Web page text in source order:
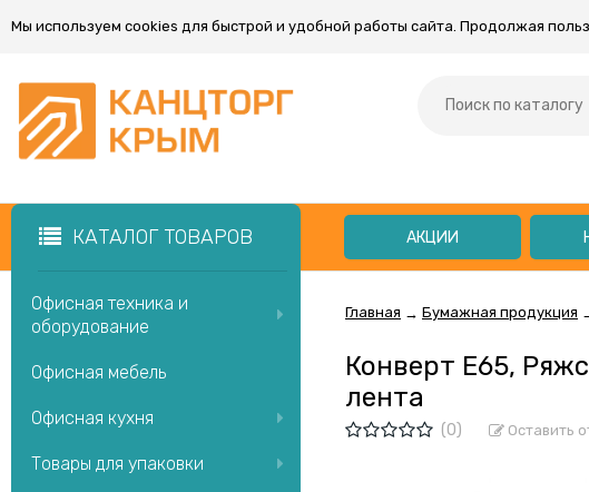
Мы используем cookies для быстрой и удобной работы сайта. Продолжая
КАТАЛОГ ТОВАРОВ АКЦИИ
Главная → Бумажная продукция
Конверт E65,
лента
(0) Оставить
Офисная техника и
оборудование
Офисная мебель
Офисная кухня
Товары для упаковки